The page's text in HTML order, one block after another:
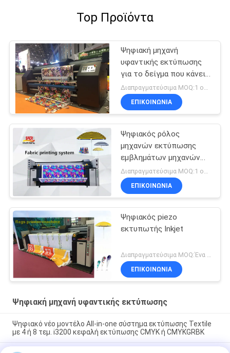
Top Προϊόντα
Ψηφιακή μηχανή
υφαντικής εκτύπωσης
για το δείγμα που κάνει
τις λύσεις εκτύπωσης Διαπραγματεύσιμα MOQ:1 ομάδα
ΕΠΙΚΟΙΝΩΝΙΑ
Ψηφιακός ρόλος
μηχανών εκτύπωσης
εμβλημάτων μηχανών
υφαντικής εκτύπωσης
Inkjet για να κυλήσει τον
τύπο
Διαπραγματεύσιμα MOQ:1 ομάδα
ΕΠΙΚΟΙΝΩΝΙΑ
Ψηφιακός piezo
εκτυπωτής Inkjet
ΕΠΙΚΟΙΝΩΝΙΑ
Ψηφιακή μηχανή υφαντικής εκτύπωσης
Ψηφιακό νέο μοντέλο All-in-one σύστημα εκτύπωσης Textile
με 4 ή 8 τεμ. i3200 κεφαλή εκτύπωσης CMYK ή CMYKGRBK